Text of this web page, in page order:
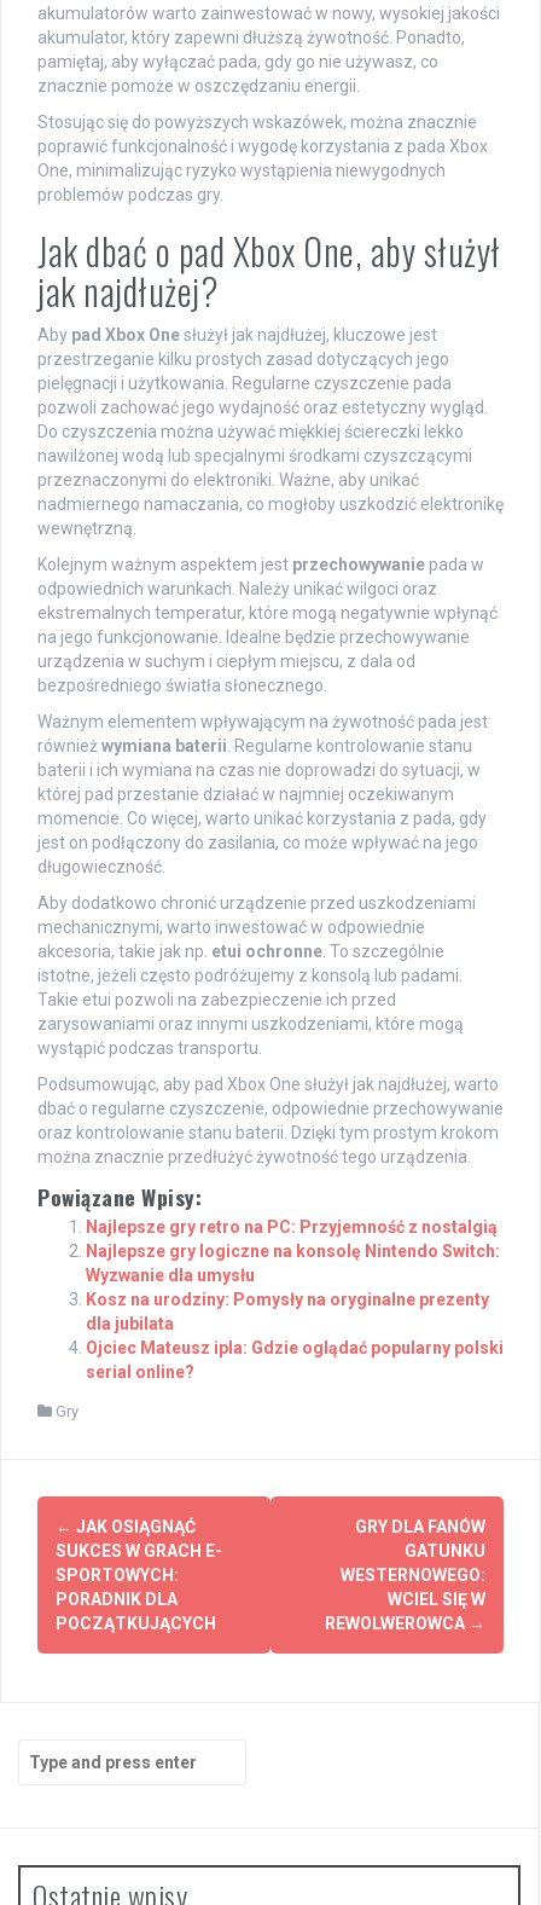
akumulatorów warto zainwestować w nowy, wysokiej jakości
akumulator, który zapewni dłuższą żywotność. Ponadto,
pamiętaj, aby wyłączać pada, gdy go nie używasz, co
znacznie pomoże w oszczędzaniu energii.
Stosując się do powyższych wskazówek, można znacznie
poprawić funkcjonalność i wygodę korzystania z pada Xbox
One, minimalizując ryzyko wystąpienia niewygodnych
problemów podczas gry.
Jak dbać o pad Xbox One, aby służył
jak najdłużej?
Aby pad Xbox Onesłużył jak najdłużej, kluczowe jest
przestrzeganie kilku prostych zasad dotyczących jego
pielęgnacji i użytkowania. Regularne czyszczenie pada
pozwoli zachować jego wydajność oraz estetyczny wygląd.
Do czyszczenia można używać miękkiej ściereczki lekko
nawilżonej wodą lub specjalnymi środkami czyszczącymi
przeznaczonymi do elektroniki. Ważne, aby unikać
nadmiernego namaczania, co mogłoby uszkodzić elektronikę
wewnętrzną.
Kolejnym ważnym aspektem jest przechowywanie pada w
odpowiednich warunkach. Należy unikać wilgoci oraz
ekstremalnych temperatur, które mogą negatywnie wpłynąć
na jego funkcjonowanie. Idealne będzie przechowywanie
urządzenia w suchym i ciepłym miejscu, z dala od
bezpośredniego światła słonecznego.
Ważnym elementem wpływającym na żywotność pada jest
również wymiana baterii . Regularne kontrolowanie stanu
baterii i ich wymiana na czas nie doprowadzi do sytuacji, w
której pad przestanie działać w najmniej oczekiwanym
momencie. Co więcej, warto unikać korzystania z pada, gdy
jest on podłączony do zasilania, co może wpływać na jego
długowieczność.
Aby dodatkowo chronić urządzenie przed uszkodzeniami
mechanicznymi, warto inwestować w odpowiednie
akcesoria, takie jak np. etui ochronne . To szczególnie
istotne, jeżeli często podróżujemy z konsolą lub padami.
Takie etui pozwoli na zabezpieczenie ich przed
zarysowaniami oraz innymi uszkodzeniami, które mogą
wystąpić podczas transportu.
Podsumowując, aby pad Xbox One służył jak najdłużej, warto
dbać o regularne czyszczenie, odpowiednie przechowywanie
oraz kontrolowanie stanu baterii. Dzięki tym prostym krokom
można znacznie przedłużyć żywotność tego urządzenia.
Powiązane Wpisy:
Najlepsze gry retro na PC: Przyjemność z nostalgią
Najlepsze gry logiczne na konsolę Nintendo Switch:
Wyzwanie dla umysłu
Kosz na urodziny: Pomysły na oryginalne prezenty
dla jubilata
Ojciec Mateusz ipla: Gdzie oglądać popularny polski
serial online?
Gry
Post
navigation
← JAK OSIĄGNĄĆ
SUKCES W GRACH E-
SPORTOWYCH:
PORADNIK DLA
POCZĄTKUJĄCYCH
GRY DLA FANÓW
GATUNKU
WESTERNOWEGO:
WCIEL SIĘ W
REWOLWEROWCA →
for:
Ostatnie wpisy